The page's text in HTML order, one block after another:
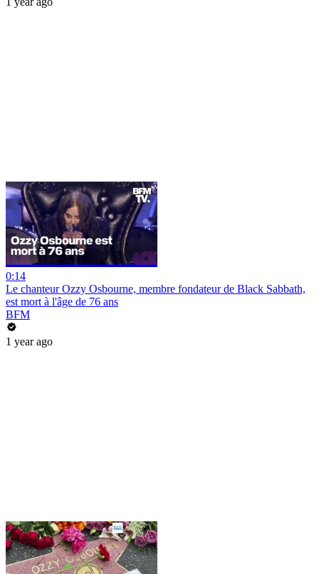
0:14
Le chanteur Ozzy Osbourne, membre fondateur de Black Sabbath,
est mort à l'âge de 76 ans
BFM
1 year ago